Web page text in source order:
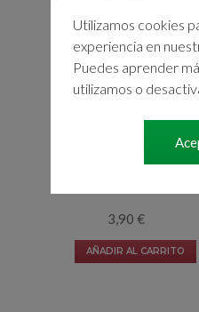
FÍSICA (NIVEL
3,90 €
AÑADIR AL CARRITO
Utilizamos cookies
experiencia en
Puedes aprender
utilizamos o